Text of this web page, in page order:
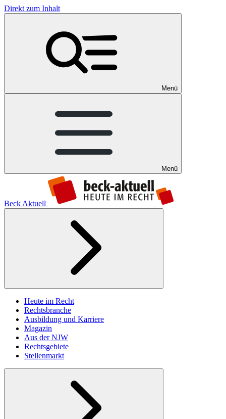
Direkt zum Inhalt
Menü
Menü
Beck Aktuell
Heute im Recht
Rechtsbranche
Ausbildung und Karriere
Magazin
Aus der NJW
Rechtsgebiete
Stellenmarkt